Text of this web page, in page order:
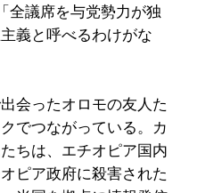
全議席を与党勢力が独
義と呼べるわけがな
会ったオロモの友人た
でつながっている。カ
ちは、エチオピア国内
ピア政府に殺害された